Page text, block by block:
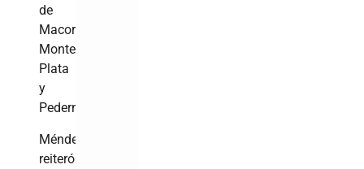
de
Macorís,
Monte
Plata
y
Pedernales.
Méndez
reiteró